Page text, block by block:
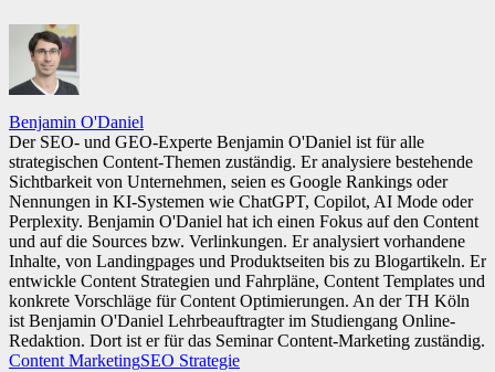
Benjamin O'Daniel
Der SEO- und GEO-Experte Benjamin O'Daniel ist für alle
strategischen Content-Themen zuständig. Er analysiere bestehende
Sichtbarkeit von Unternehmen, seien es Google Rankings oder
Nennungen in KI-Systemen wie ChatGPT, Copilot, AI Mode oder
Perplexity. Benjamin O'Daniel hat ich einen Fokus auf den Content
und auf die Sources bzw. Verlinkungen. Er analysiert vorhandene
Inhalte, von Landingpages und Produktseiten bis zu Blogartikeln. Er
entwickle Content Strategien und Fahrpläne, Content Templates und
konkrete Vorschläge für Content Optimierungen. An der TH Köln
ist Benjamin O'Daniel Lehrbeauftragter im Studiengang Online-
Redaktion. Dort ist er für das Seminar Content-Marketing zuständig.
Content MarketingSEO Strategie